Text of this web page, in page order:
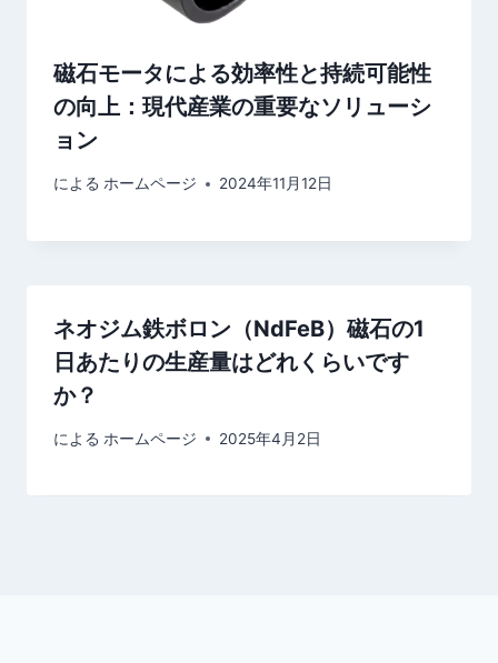
磁石モータによる効率性と持続可能性
の向上：現代産業の重要なソリューシ
ョン
による ホームページ 2024年11月12日
ネオジム鉄ボロン（NdFeB）磁石の1
日あたりの生産量はどれくらいです
か？
による ホームページ 2025年4月2日